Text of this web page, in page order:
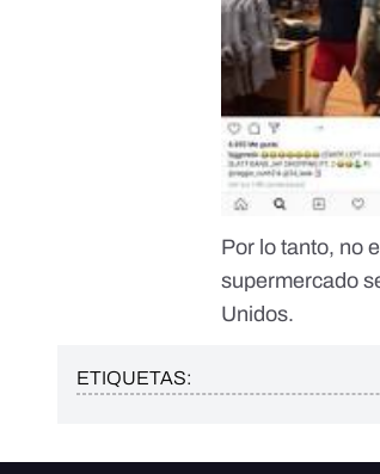
Por lo tanto, no
supermercado
Unidos.
ETIQUETAS: